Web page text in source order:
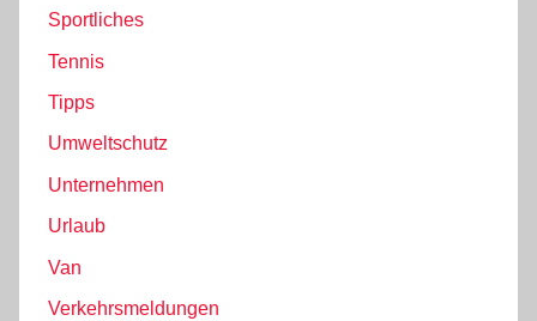
Sportliches
Tennis
Tipps
Umweltschutz
Unternehmen
Urlaub
Van
Verkehrsmeldungen